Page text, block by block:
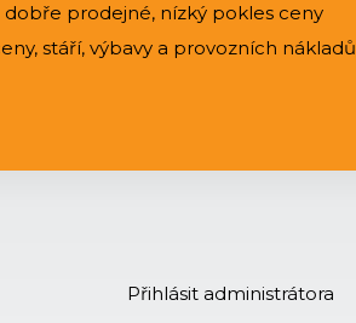
prodejné, nízký pokles ceny
stáří, výbavy a provozních nákladů
Přihlásit administrátora